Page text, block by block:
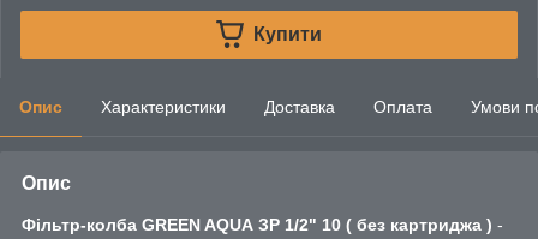
Купити
Опис Характеристики Доставка Оплата Умови
Опис
Фільтр-колба GREEN AQUA ЗР 1/2" 10 ( без картриджа ) -